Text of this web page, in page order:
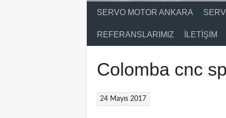
SERVO MOTOR ANKARA
REFERANSLARIMIZ İLETIŞIM
Colomba cnc
24 Mayıs 2017